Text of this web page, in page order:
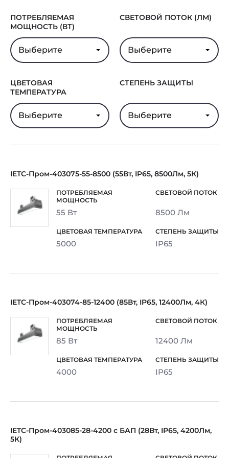
ПОТРЕБЛЯЕМАЯ
МОЩНОСТЬ (ВТ)
Выберите
СВЕТОВОЙ ПОТОК (ЛМ)
Выберите
ЦВЕТОВАЯ
ТЕМПЕРАТУРА
Выберите
СТЕПЕНЬ ЗАЩИТЫ
Выберите
IETC-Пром-403075-55-8500 (55Вт, IP65, 8500Лм, 5К)
55 Вт 8500 Лм
5000 IP65
IETC-Пром-403074-85-12400 (85Вт, IP65, 12400Лм, 4К)
85 Вт 12400 Лм
4000 IP65
IETC-Пром-403085-28-4200 с БАП (28Вт, IP65, 4200Лм,
5К)